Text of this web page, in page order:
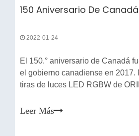
150 Aniversario De Canadá
2022-01-24
El 150.° aniversario de Canadá
el gobierno canadiense en 2017.
tiras de luces LED RGBW de
la celebración.Ubicación: Ottawa,
Leer Más